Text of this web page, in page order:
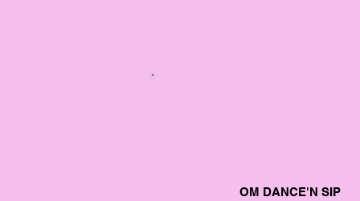
OM DANCE'N SIP